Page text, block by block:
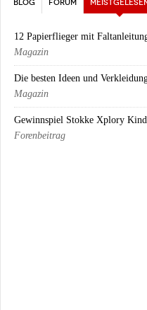
BLOG FORUM
12 Papierflieger mit
Magazin
Die besten Ideen und
Magazin
Gewinnspiel Stokke Xplory
Forenbeitrag